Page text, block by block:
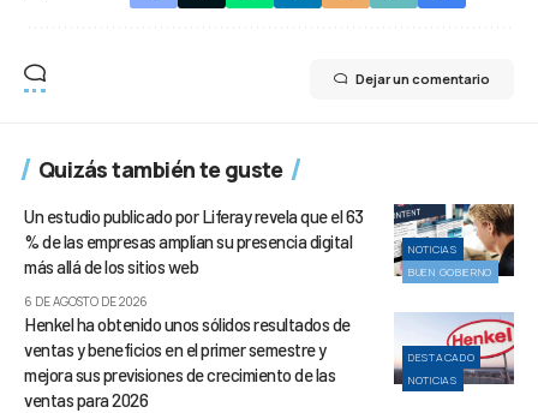
Dejar un comentario
Quizás también te guste
NOTICIAS
BUEN GOBIERNO
Un estudio publicado por Liferay revela que el 63
% de las empresas amplían su presencia digital
más allá de los sitios web
6 DE AGOSTO DE 2026
DESTACADO
NOTICIAS
Henkel ha obtenido unos sólidos resultados de
ventas y beneficios en el primer semestre y
mejora sus previsiones de crecimiento de las
ventas para 2026